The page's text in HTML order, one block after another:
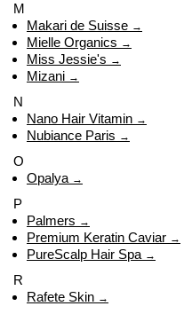
M
Makari de Suisse →
Mielle Organics →
Miss Jessie's →
Mizani →
N
Nano Hair Vitamin →
Nubiance Paris →
O
Opalya →
P
Palmers →
Premium Keratin Caviar →
PureScalp Hair Spa →
R
Rafete Skin →